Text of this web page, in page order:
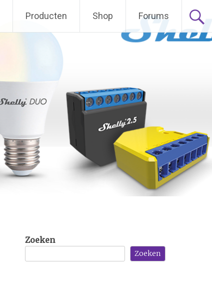
Producten Shop Forums
Zoeken
Zoeken